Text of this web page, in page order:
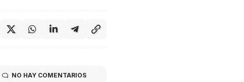
NO HAY COMENTARIOS